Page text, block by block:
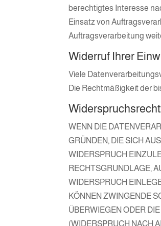
berechtigtes Interesse
Einsatz von
Auftragsverarbeitung
Widerruf Ihrer
Viele
Die Rechtmäßigkeit der
WENN DIE
GRÜNDEN, DIE SICH
WIDERSPRUCH
RECHTSGRUNDLAGE,
WIDERSPRUCH
KÖNNEN ZWINGENDE
ÜBERWIEGEN ODER
(WIDERSPRUCH NACH